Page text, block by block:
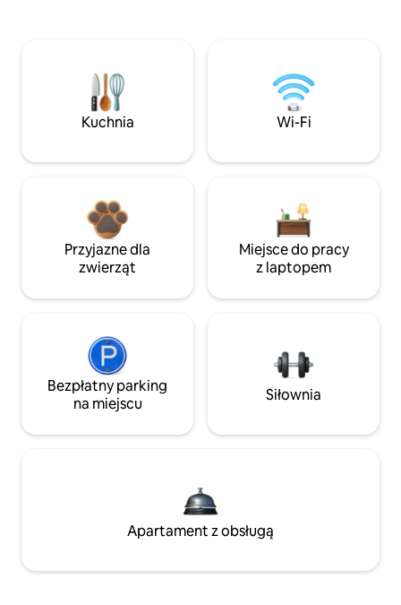
Kuchnia Wi-Fi
Przyjazne dla
zwierząt
Miejsce do pracy
z laptopem
Bezpłatny parking
na miejscu
Siłownia
Apartament z obsługą